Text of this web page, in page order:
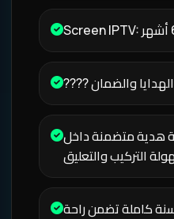
هدية متضمنة داخل
كاملة تضمن راحة